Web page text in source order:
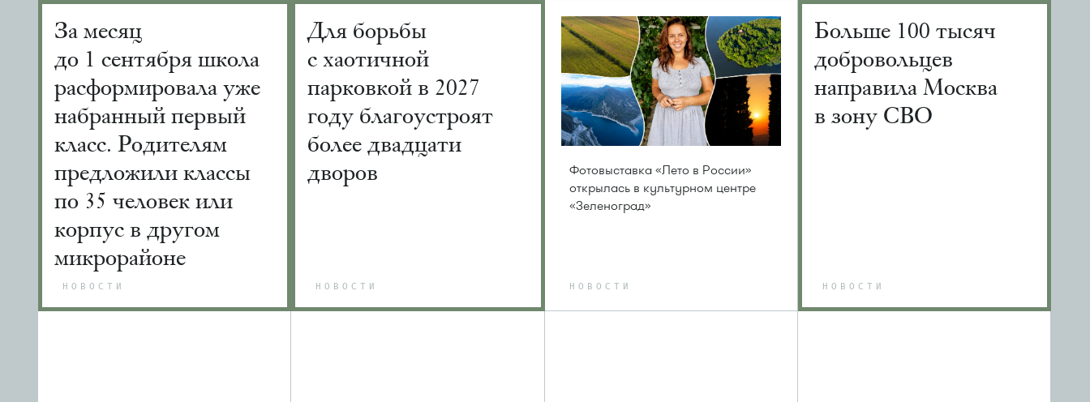
За месяц
до 1 сентября школа
расформировала уже
набранный первый
класс. Родителям
предложили классы
по 35 человек или
корпус в другом
микрорайоне
НОВОСТИ
Для борьбы
с хаотичной
парковкой в 2027
году благоустроят
более двадцати
дворов
НОВОСТИ
Фотовыставка «Лето в России»
открылась в культурном центре
«Зеленоград»
НОВОСТИ
Больше 100 тысяч
добровольцев
направила Москва
в зону СВО
НОВОСТИ